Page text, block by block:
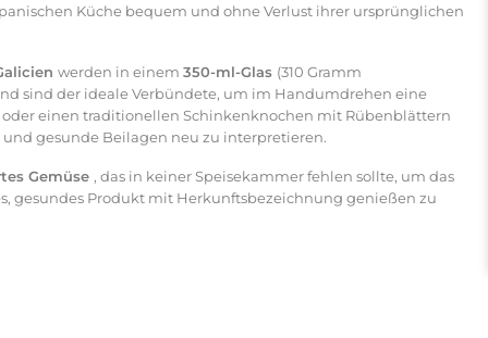
Küche bequem und ohne Verlust ihrer ursprünglichen
werden in einem 350-ml-Glas (310 Gramm
sind der ideale Verbündete, um im Handumdrehen eine
einen traditionellen Schinkenknochen mit Rübenblättern
gesunde Beilagen neu zu interpretieren.
Gemüse , das in keiner Speisekammer fehlen sollte, um das
gesundes Produkt mit Herkunftsbezeichnung genießen zu